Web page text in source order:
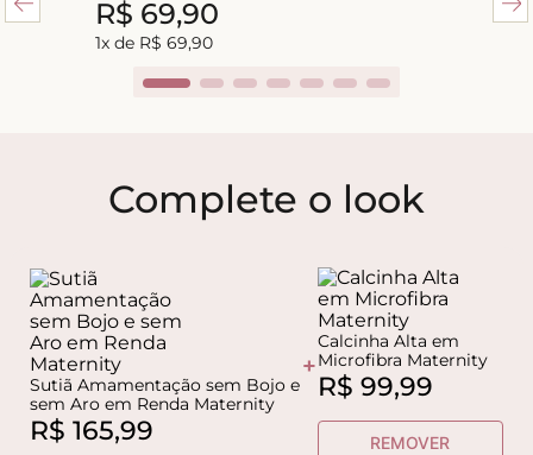
R$ 69,90
1x de R$ 69,90
Complete o look
Sutiã Amamentação sem Bojo e
sem Aro em Renda Maternity
R$ 165,99
+
Calcinha Alta em
Microfibra Maternity
R$ 99,99
REMOVER